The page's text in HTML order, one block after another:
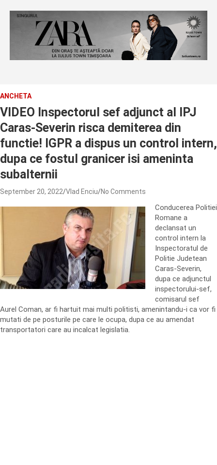
ANCHETA
VIDEO Inspectorul sef adjunct al IPJ
Caras-Severin risca demiterea din
functie! IGPR a dispus un control intern,
dupa ce fostul granicer isi ameninta
subalternii
September 20, 2022 Vlad Enciu No Comments
Conducerea Politiei
Romane a
declansat un
control intern la
Inspectoratul de
Politie Judetean
Caras-Severin,
dupa ce adjunctul
inspectorului-sef,
comisarul sef
Aurel Coman, ar fi hartuit mai multi politisti, amenintandu-i ca vor fi
mutati de pe posturile pe care le ocupa, dupa ce au amendat
transportatori care au incalcat legislatia.